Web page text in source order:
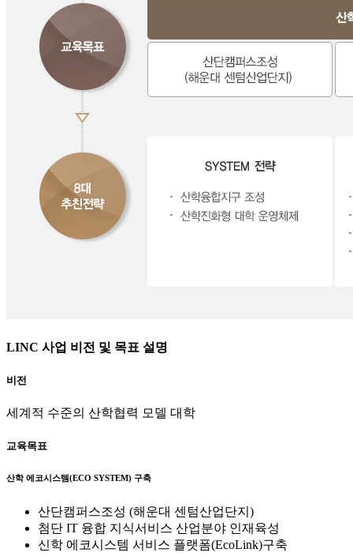
LINC 사업 비전 및 목표 설명
비전
세계적 수준의 산학협력 모델 대학
교육목표
산학 에코시스템(ECO SYSTEM) 구축
산단캠퍼스조성 (해운대 센텀산업단지)
첨단 IT 융합 지식서비스 산업분야 인재육성
신학 에코시스템 서비스 플랫폼(EcoLink)구축